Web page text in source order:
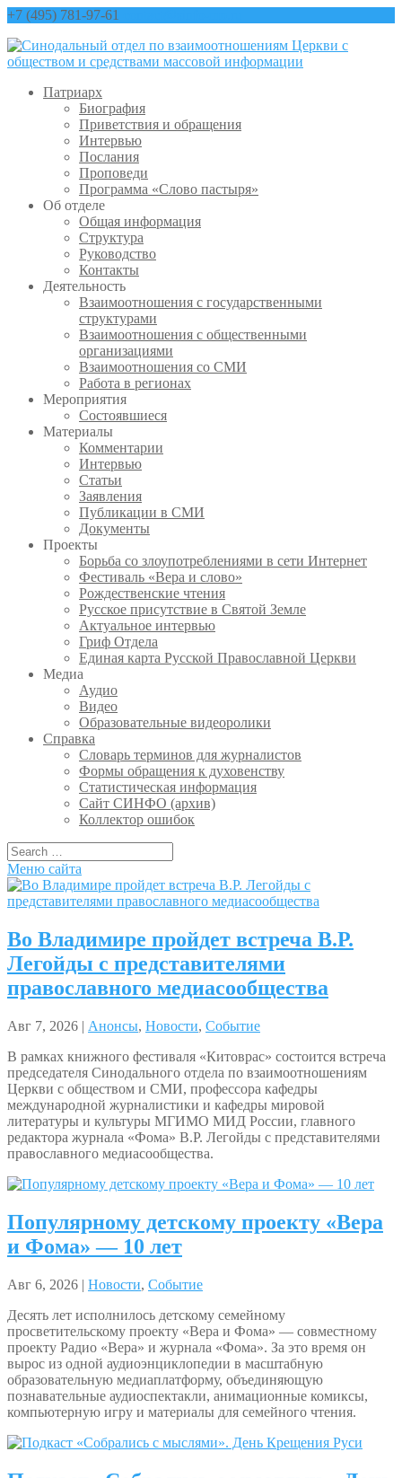
+7 (495) 781-97-61
Патриарх
Биография
Приветствия и обращения
Интервью
Послания
Проповеди
Программа «Слово пастыря»
Об отделе
Общая информация
Структура
Руководство
Контакты
Деятельность
Взаимоотношения с государственными
структурами
Взаимоотношения с общественными
организациями
Взаимоотношения со СМИ
Работа в регионах
Мероприятия
Состоявшиеся
Материалы
Комментарии
Интервью
Статьи
Заявления
Публикации в СМИ
Документы
Проекты
Борьба со злоупотреблениями в сети Интернет
Фестиваль «Вера и слово»
Рождественские чтения
Русское присутствие в Святой Земле
Актуальное интервью
Гриф Отдела
Единая карта Русской Православной Церкви
Медиа
Аудио
Видео
Образовательные видеоролики
Справка
Словарь терминов для журналистов
Формы обращения к духовенству
Статистическая информация
Сайт СИНФО (архив)
Коллектор ошибок
Меню сайта
Во Владимире пройдет встреча В.Р.
Легойды с представителями
православного медиасообщества
Авг 7, 2026 | Анонсы, Новости, Событие
В рамках книжного фестиваля «Китоврас» состоится встреча
председателя Синодального отдела по взаимоотношениям
Церкви с обществом и СМИ, профессора кафедры
международной журналистики и кафедры мировой
литературы и культуры МГИМО МИД России, главного
редактора журнала «Фома» В.Р. Легойды с представителями
православного медиасообщества.
Популярному детскому проекту «Вера
и Фома» — 10 лет
Авг 6, 2026 | Новости, Событие
Десять лет исполнилось детскому семейному
просветительскому проекту «Вера и Фома» — совместному
проекту Радио «Вера» и журнала «Фома». За это время он
вырос из одной аудиоэнциклопедии в масштабную
образовательную медиаплатформу, объединяющую
познавательные аудиоспектакли, анимационные комиксы,
компьютерную игру и материалы для семейного чтения.